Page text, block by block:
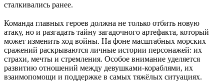
сталкивались ранее.
Команда главных героев должна не только отбить новую
атаку, но и разгадать тайну загадочного артефакта, который
может изменить ход войны. На фоне масштабных морских
сражений раскрываются личные истории персонажей: их
страхи, мечты и стремления. Особое внимание уделяется
развитию отношений между девушками‑кораблями, их
взаимопомощи и поддержке в самых тяжёлых ситуациях.